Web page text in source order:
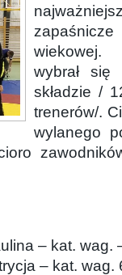
wiekowej.
wybrał
składzie /
trenerów/.
wylanego
– kat. wag.
– kat. wag.